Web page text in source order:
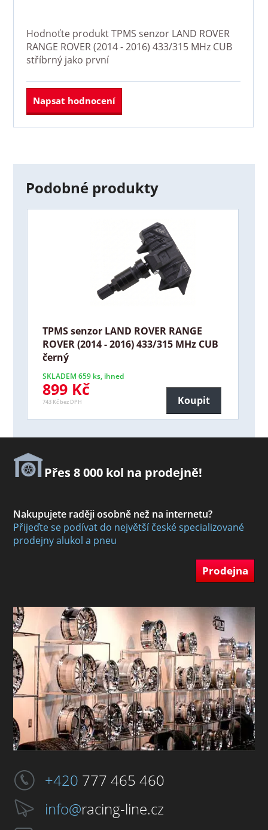
Hodnoťte produktTPMS senzor LAND ROVER
RANGE ROVER (2014 - 2016) 433/315 MHz CUB
stříbrnýjako první
Napsat hodnocení
Podobné produkty
TPMS senzor LAND ROVER RANGE
ROVER (2014 - 2016) 433/315 MHz CUB
černý
SKLADEM 659 ks, ihned
899 Kč
743 Kč bez DPH Koupit
Přes 8 000 kol na prodejně!
Nakupujete raději osobně než na internetu?
Přijeďte se podívat do největší české specializované
prodejny alukol a pneu
Prodejna
+420 777 465 460
info@racing-line.cz